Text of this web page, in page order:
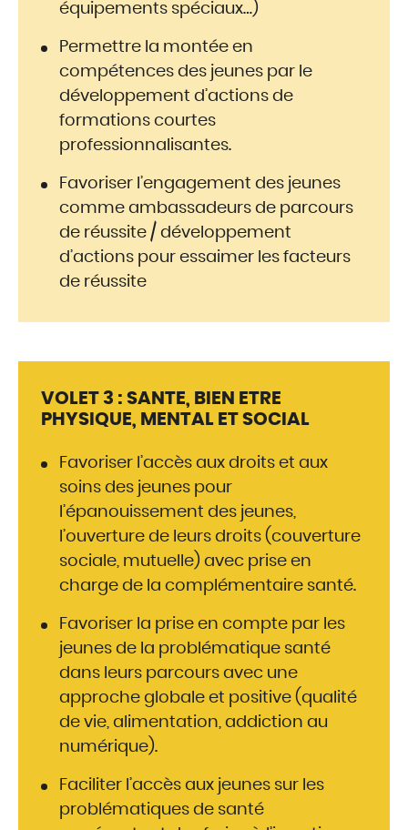
équipements spéciaux…)
Permettre la montée en
compétences des jeunes par le
développement d’actions de
formations courtes
professionnalisantes.
Favoriser l’engagement des jeunes
comme ambassadeurs de parcours
de réussite / développement
d’actions pour essaimer les facteurs
de réussite
VOLET 3 : SANTE, BIEN ETRE
PHYSIQUE, MENTAL ET SOCIAL
Favoriser l’accès aux droits et aux
soins des jeunes pour
l’épanouissement des jeunes,
l’ouverture de leurs droits (couverture
sociale, mutuelle) avec prise en
charge de la complémentaire santé.
Favoriser la prise en compte par les
jeunes de la problématique santé
dans leurs parcours avec une
approche globale et positive (qualité
de vie, alimentation, addiction au
numérique).
Faciliter l’accès aux jeunes sur les
problématiques de santé